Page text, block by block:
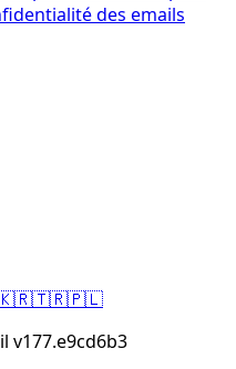
des emails
🇹🇷🇵🇱
v177.e9cd6b3